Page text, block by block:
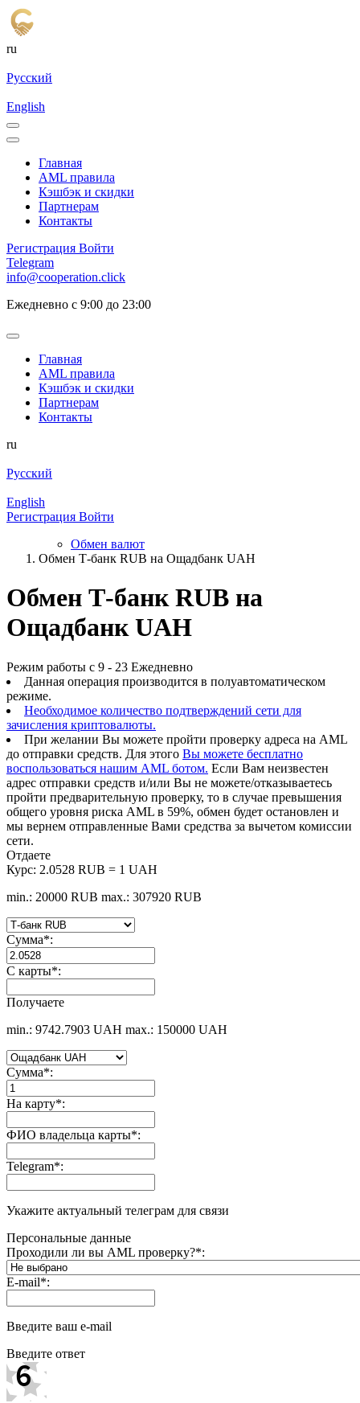
ru
Русский
English
Главная
AML правила
Кэшбэк и cкидки
Партнерам
Контакты
Регистрация Войти
Telegram
info@cooperation.click
Ежедневно с 9:00 до 23:00
Главная
AML правила
Кэшбэк и cкидки
Партнерам
Контакты
ru
Русский
English
Регистрация Войти
Обмен валют
Обмен Т-банк RUB на Ощадбанк UAH
Обмен Т-банк RUB на
Ощадбанк UAH
Режим работы с 9 - 23 Ежедневно
Данная операция производится в полуавтоматическом
режиме.
Необходимое количество подтверждений сети для
зачисления криптовалюты.
При желании Вы можете пройти проверку адреса на AML
до отправки средств. Для этого Вы можете бесплатно
воспользоваться нашим AML ботом. Если Вам неизвестен
адрес отправки средств и/или Вы не можете/отказываетесь
пройти предварительную проверку, то в случае превышения
общего уровня риска AML в 59%, обмен будет остановлен и
мы вернем отправленные Вами средства за вычетом комиссии
сети.
Отдаете
Курс: 2.0528 RUB = 1 UAH
min.: 20000 RUB max.: 307920 RUB
Сумма*:
С карты*:
Получаете
min.: 9742.7903 UAH max.: 150000 UAH
Сумма*:
На карту*:
ФИО владельца карты*:
Telegram*:
Укажите актуальный телеграм для связи
Персональные данные
Проходили ли вы AML проверку?*:
E-mail*:
Введите ваш e-mail
Введите ответ